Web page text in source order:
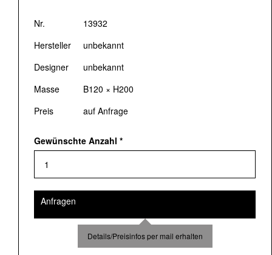
Nr.
13932
Hersteller
unbekannt
Designer
unbekannt
Masse
B120 × H200
Preis
auf Anfrage
Gewünschte Anzahl *
Anfragen
Details/Preisinfos per mail erhalten